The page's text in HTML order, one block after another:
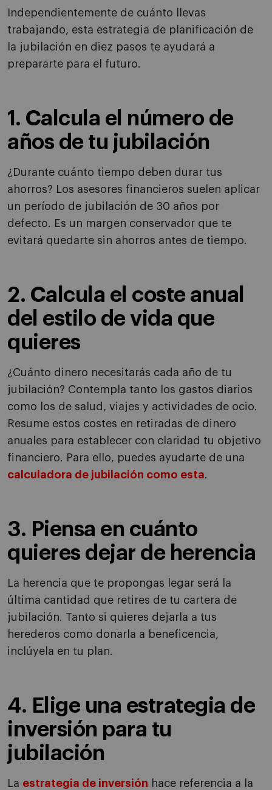
Independientemente de cuánto llevas
trabajando, esta estrategia de planificación de
la jubilación en diez pasos te ayudará a
prepararte para el futuro.
1. Calcula el número de
años de tu jubilación
¿Durante cuánto tiempo deben durar tus
ahorros? Los asesores financieros suelen aplicar
un período de jubilación de 30 años por
defecto. Es un margen conservador que te
evitará quedarte sin ahorros antes de tiempo.
2. Calcula el coste anual
del estilo de vida que
quieres
¿Cuánto dinero necesitarás cada año de tu
jubilación? Contempla tanto los gastos diarios
como los de salud, viajes y actividades de ocio.
Resume estos costes en retiradas de dinero
anuales para establecer con claridad tu objetivo
financiero. Para ello, puedes ayudarte de una
calculadora de jubilación como esta.
3. Piensa en cuánto
quieres dejar de herencia
La herencia que te propongas legar será la
última cantidad que retires de tu cartera de
jubilación. Tanto si quieres dejarla a tus
herederos como donarla a beneficencia,
inclúyela en tu plan.
4. Elige una estrategia de
inversión para tu
jubilación
La estrategia de inversión hace referencia a la